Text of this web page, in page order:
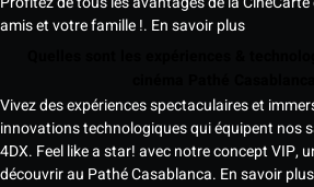
amis et votre famille !. En savoir plus
Vivez des expériences spectaculaires et
innovations technologiques qui équipent nos
4DX. Feel like a star! avec notre concept VIP,
découvrir au Pathé Casablanca. En savoir plus